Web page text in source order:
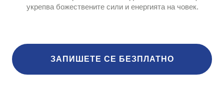
укрепва божествените сили и енергията на човек.
ЗАПИШЕТЕ СЕ БЕЗПЛАТНО